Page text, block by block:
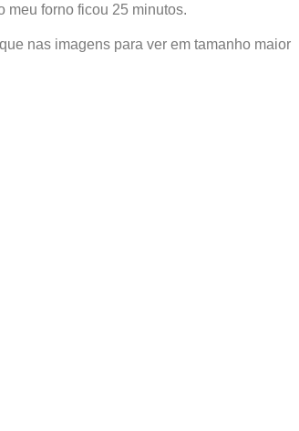
meu forno ficou 25 minutos.
nas imagens para ver em tamanho maior